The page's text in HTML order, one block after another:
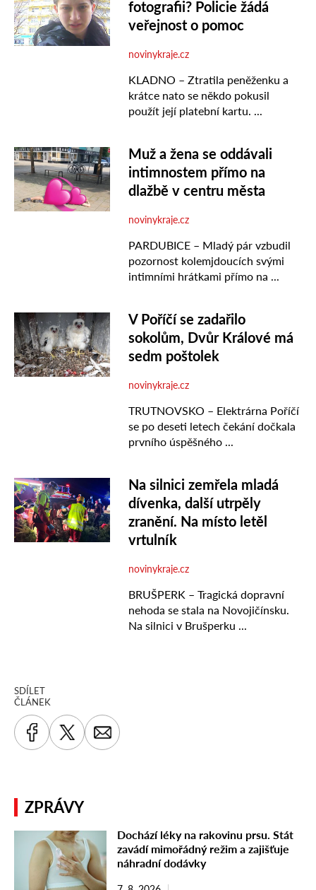
SDÍLET
ČLÁNEK
ZPRÁVY
Dochází léky na rakovinu prsu. Stát
zavádí mimořádný režim a zajišťuje
náhradní dodávky